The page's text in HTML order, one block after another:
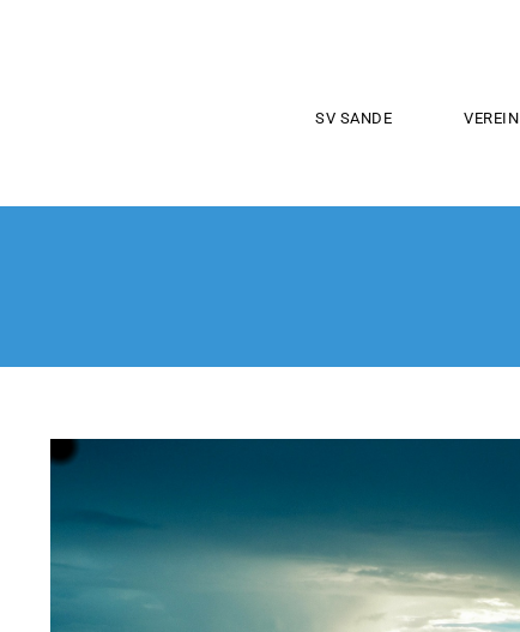
SV SANDE VEREIN